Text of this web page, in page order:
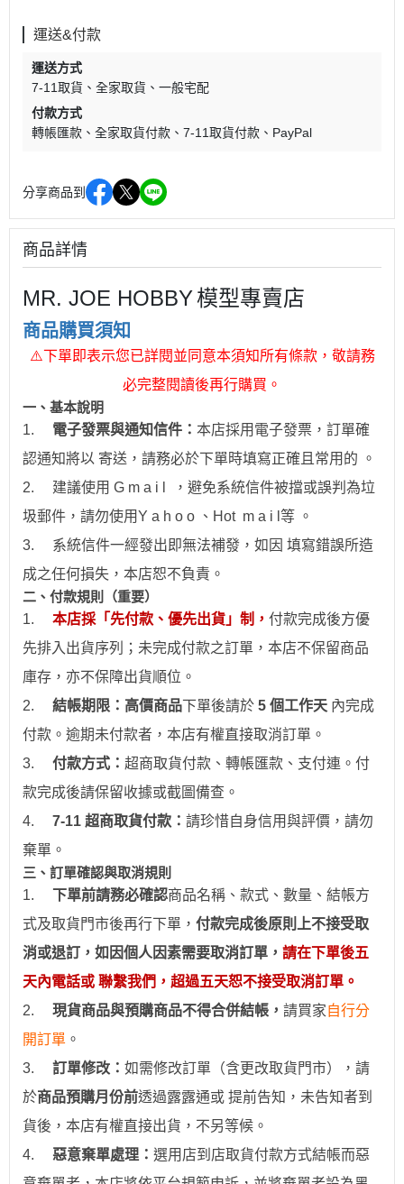
運送&付款
運送方式
7-11取貨
全家取貨
一般宅配
付款方式
轉帳匯款
全家取貨付款 7-11取貨付款 PayPal
分享商品到
商品詳情
MR. JOE HOBBY模型專賣店
商品購買須知
⚠下單即表示您已詳閱並同意本須知所有條款，敬請務
必完整閱讀後再行購買。
一、 基本說明
1.
電子發票與通知信件： 本店採用電子發票，訂單確
認通知將以 寄送，請務必於下單時填寫正確且常用的 。
2.
建議使用 G m a i l ，避免系統信件被擋或誤判為垃
圾郵件，請勿使用Y a h o o 、Hot m a i l 等 。
3.
系統信件一經發出即無法補發，如因 填寫錯誤所造
成之任何損失，本店恕不負責。
二、付款規則（重要）
1.
本店採「先付款、優先出貨」制， 付款完成後方優
先排入出貨序列；未完成付款之訂單，本店不保留商品
庫存，亦不保障出貨順位。
2.
結帳期限： 高價商品下單後請於 5 個工作天 內完成
付款。逾期未付款者，本店有權直接取消訂單。
3.
付款方式： 超商取貨付款、 轉帳匯款、支付連。付
款完成後請保留收據或截圖備查。
4.
7-11 超商取貨付款： 請珍惜自身信用與評價，請勿
棄單。
三、訂單確認與取消規則
1.
下單前請務必確認商品名稱、款式、數量、結帳方
式及取貨門市後再行下單， 付款完成後原則上不接受取
消或退訂，如因個人因素需要取消訂單， 請在下單後五
天內電話或 聯繫我們，超過五天恕不接受取消訂單。
2.
現貨商品與預購商品不得合併結帳 ， 請買家自行分
開訂單 。
3.
訂單修改： 如需修改訂單（含更改取貨門市），請
於商品預購月份前透過露露通或 提前告知，未告知者到
貨後，本店有權直接出貨，不另等候。
4.
惡意棄單處理： 選用 店到店取貨付款方式結帳而惡